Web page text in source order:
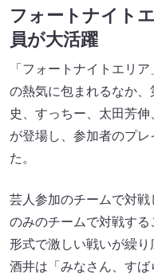
フォートナイト
員が大活躍
「フォートナイトエリ
の熱気に包まれるなか
史、すっちー、太田芳
が登場し、参加者のプ
た。
芸人参加のチームで対
のみのチームで対戦す
形式で激しい戦いが繰
酒井は「みなさん、す